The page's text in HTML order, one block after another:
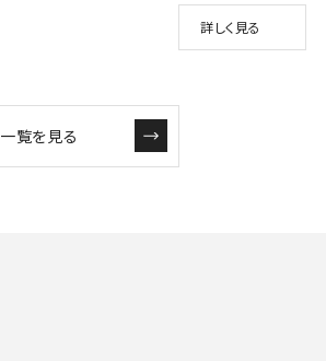
詳しく見る
一覧を見る